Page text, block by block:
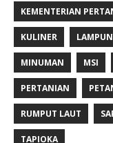
KEMENTERIAN
KULINER
MINUMAN MSI
PERTANIAN
RUMPUT LAUT
TAPIOKA